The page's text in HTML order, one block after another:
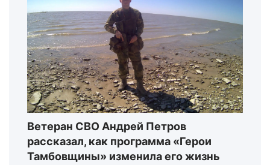
Ветеран СВО Андрей Петров
рассказал, как программа «Герои
Тамбовщины» изменила его жизнь